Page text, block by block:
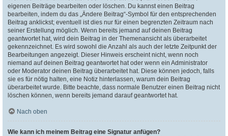
eigenen Beiträge bearbeiten oder löschen. Du kannst einen Beitrag
bearbeiten, indem du das „Ändere Beitrag“-Symbol für den entsprechenden
Beitrag anklickst; eventuell ist dies nur für einen begrenzten Zeitraum nach
seiner Erstellung möglich. Wenn bereits jemand auf deinen Beitrag
geantwortet hat, wird dein Beitrag in der Themenansicht als überarbeitet
gekennzeichnet. Es wird sowohl die Anzahl als auch der letzte Zeitpunkt der
Bearbeitungen angezeigt. Dieser Hinweis erscheint nicht, wenn noch
niemand auf deinen Beitrag geantwortet hat oder wenn ein Administrator
oder Moderator deinen Beitrag überarbeitet hat. Diese können jedoch, falls
sie es für nötig halten, eine Notiz hinterlassen, warum dein Beitrag
überarbeitet wurde. Bitte beachte, dass normale Benutzer einen Beitrag nicht
löschen können, wenn bereits jemand darauf geantwortet hat.
Nach oben
Wie kann ich meinem Beitrag eine Signatur anfügen?